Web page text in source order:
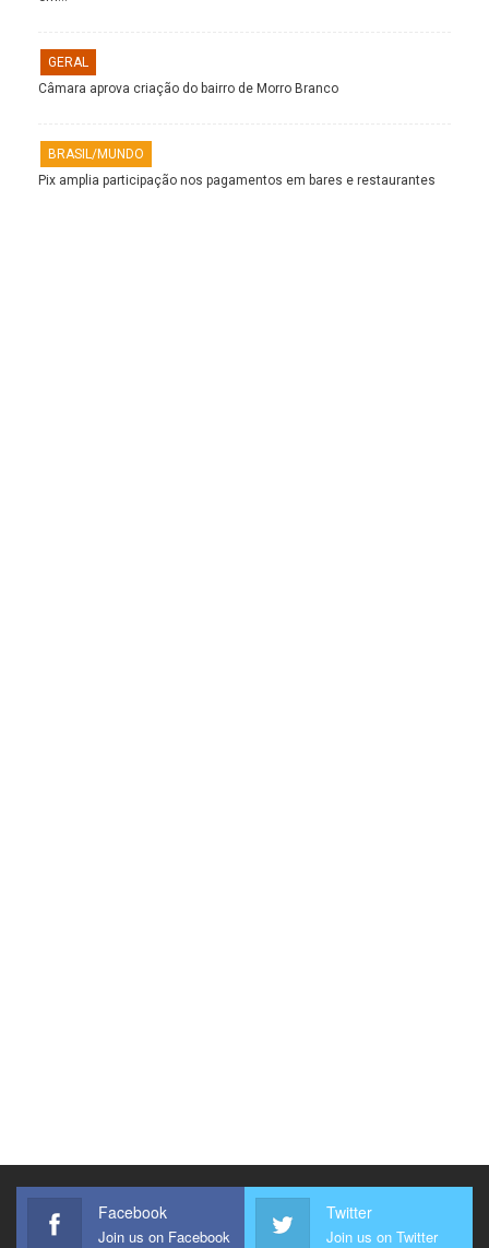
GERAL
Câmara aprova criação do bairro de Morro Branco
BRASIL/MUNDO
Pix amplia participação nos pagamentos em bares e restaurantes
Facebook
Join us on Facebook
Twitter
Join us on Twitter